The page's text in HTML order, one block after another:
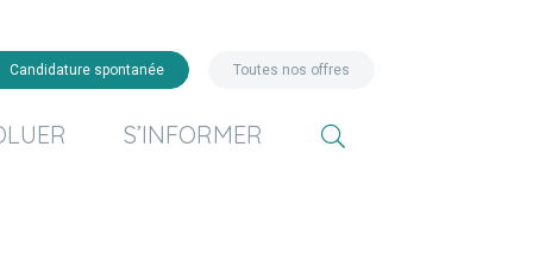
Candidature spontanée Toutes nos offres
S’INFORMER